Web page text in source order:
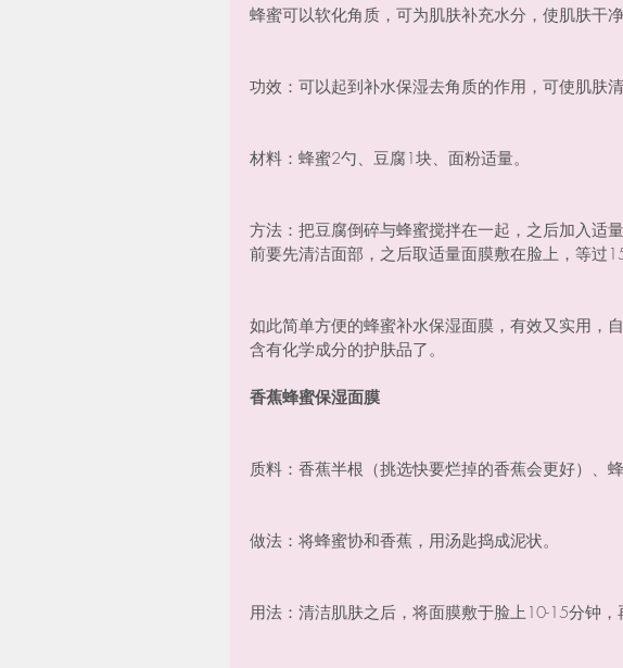
蜂蜜可以软化角质，可为肌肤补充水分，使肌肤干
功效：可以起到补水保湿去角质的作用，可使肌肤清
材料：蜂蜜2勺、豆腐1块、面粉适量。
方法：把豆腐倒碎与蜂蜜搅拌在一起，之后加入适
前要先清洁面部，之后取适量面膜敷在脸上，等过
如此简单方便的蜂蜜补水保湿面膜，有效又实用，
含有化学成分的护肤品了。
香蕉蜂蜜保湿面膜
质料：香蕉半根（挑选快要烂掉的香蕉会更好）、蜂
做法：将蜂蜜协和香蕉，用汤匙捣成泥状。
用法：清洁肌肤之后，将面膜敷于脸上10-15分钟，